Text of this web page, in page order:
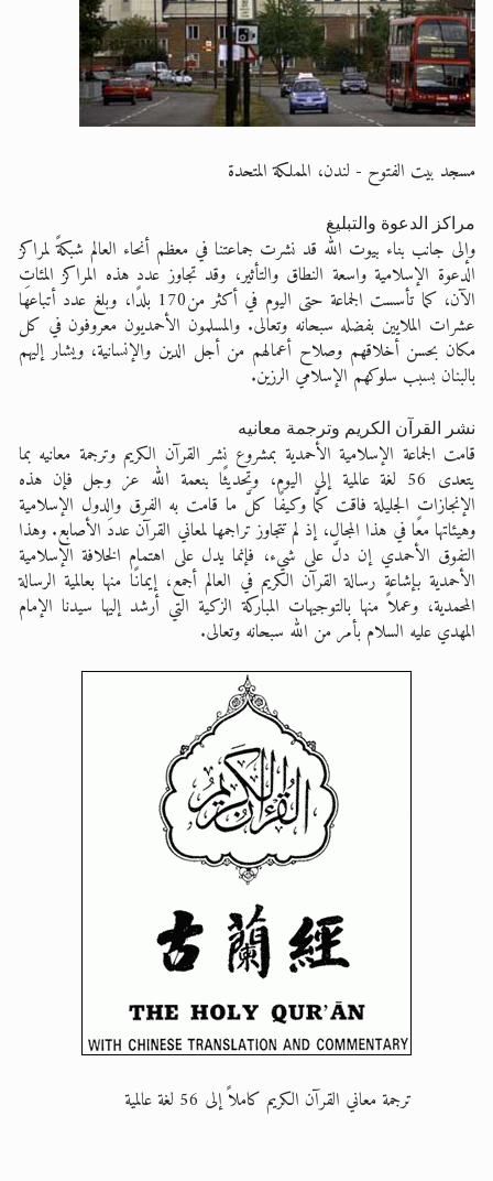
مسجد بيت الفتوح - لندن، المملكة المتحدة
مراكز الدعوة والتبليغ
وإلى جانب بناء بيوت الله قد نشرت جماعتنا في معظم أنحاء العالم شبكةً لمراكز
الدعوة الإسلامية واسعة النطاق والتأثير، وقد تجاوز عدد هذه المراكز المئاتِ
الآن، كما تأسست الجماعة حتى اليوم في أكثر من170 بلدًا، وبلغ عدد أتباعها
عشرات الملايين بفضله سبحانه وتعالى. والمسلمون الأحمديون معروفون في كل
مكان بحسن أخلاقهم وصلاح أعمالهم من أجل الدين والإنسانية، ويشار إليهم
بالبنان بسبب سلوكهم الإسلامي الرزين.
نشر القرآن الكريم وترجمة معانيه
قامت الجماعة الإسلامية الأحمدية بمشروع نشر القرآن الكريم وترجمة معانيه بما
يتعدى 56 لغة عالمية إلى اليوم، وتحديثًا بنعمة الله عز وجل فإن هذه
الإنجازات الجليلة فاقت كمًّا وكيفًا كلَّ ما قامت به الفرق والدول الإسلامية
وهيئاتها معًا في هذا المجال، إذ لم تتجاوز تراجمها لمعاني القرآن عددَ الأصابع. وهذا
التفوق الأحمدي إن دلَّ على شيء، فإنما يدل على اهتمام الخلافة الإسلامية
الأحمدية بإشاعة رسالة القرآن الكريم في العالم أجمع، إيمانًا منها بعالمية الرسالة
المحمدية، وعملاً منها بالتوجيهات المباركة الزكية التي أرشد إليها سيدنا الإمام
المهدي عليه السلام بأمر من الله سبحانه وتعالى.
ترجمة معاني القرآن الكريم كاملاً إلى 56 لغة عالمية